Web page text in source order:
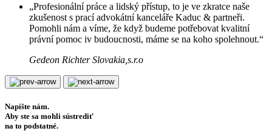
„Profesionální práce a lidský přístup, to je ve zkratce naše
zkušenost s prací advokátní kanceláře Kaduc & partneři.
Pomohli nám a víme, že když budeme potřebovat kvalitní
právní pomoc iv budoucnosti, máme se na koho spolehnout.“
Gedeon Richter Slovakia,s.r.o
Napíšte nám.
Aby ste sa mohli sústrediť
na to podstatné.